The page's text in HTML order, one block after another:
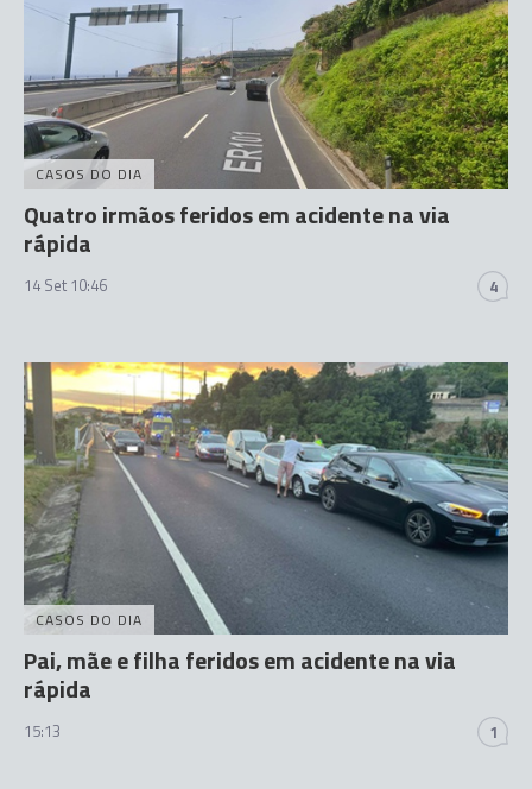
CASOS DO DIA
Quatro irmãos feridos em acidente na via
rápida
14 Set 10:46 4
CASOS DO DIA
Pai, mãe e filha feridos em acidente na via
rápida
15:13 1